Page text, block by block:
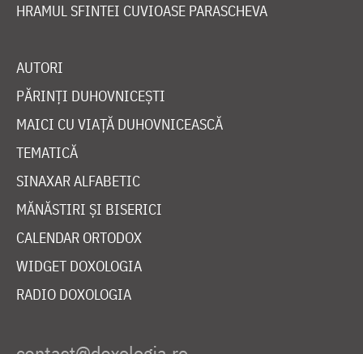
HRAMUL SFINTEI CUVIOASE PARASCHEVA
AUTORI
PĂRINȚI DUHOVNICEȘTI
MAICI CU VIAȚĂ DUHOVNICEASCĂ
TEMATICĂ
SINAXAR ALFABETIC
MĂNĂSTIRI ȘI BISERICI
CALENDAR ORTODOX
WIDGET DOXOLOGIA
RADIO DOXOLOGIA